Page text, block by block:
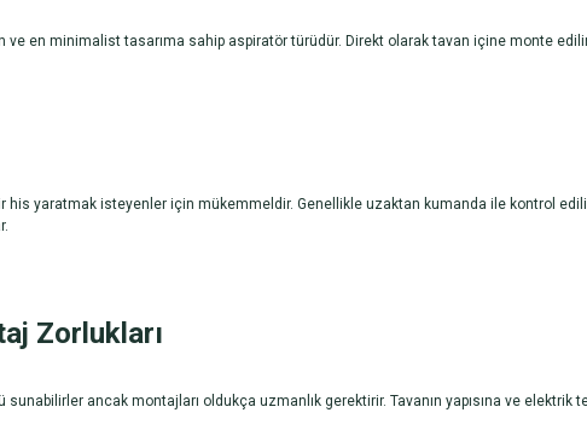
ve en minimalist tasarıma sahip aspiratör türüdür. Direkt olarak tavan içine monte
his yaratmak isteyenler için mükemmeldir. Genellikle uzaktan kumanda ile kontrol
Zorlukları
ancak montajları oldukça uzmanlık gerektirir. Tavanın yapısına ve elektrik